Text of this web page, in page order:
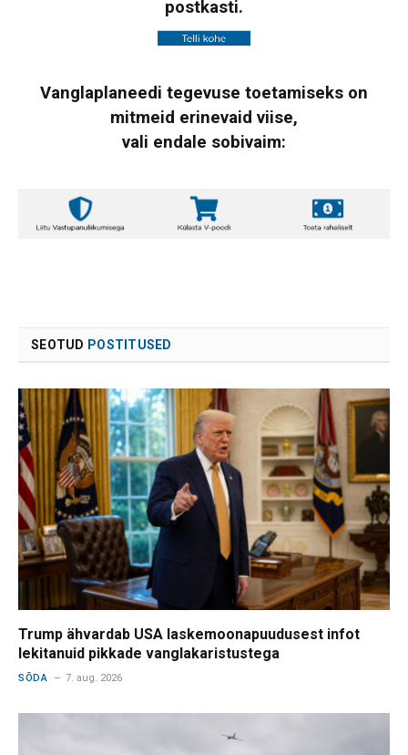
postkasti.
Vanglaplaneedi tegevuse toetamiseks on
mitmeid erinevaid viise,
vali endale sobivaim:
SEOTUD POSTITUSED
Trump ähvardab USA laskemoonapuudusest infot
lekitanuid pikkade vanglakaristustega
SÕDA 7. aug. 2026